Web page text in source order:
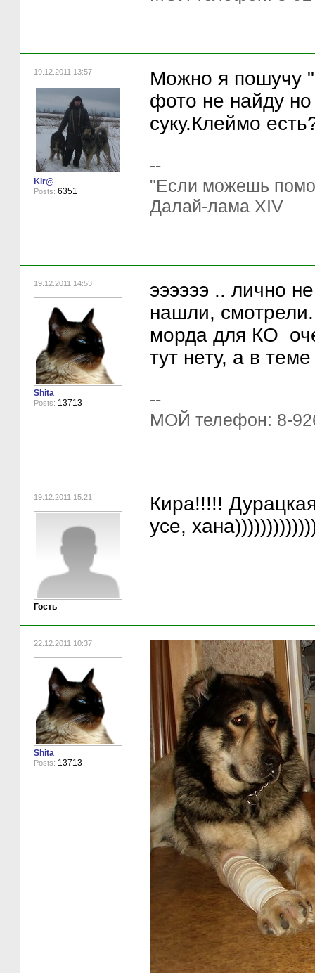
19.12.2011 13:57
Kir@
Posts: 6351
Можно я пошучу
фото не найду
суку.Клеймо
--
"Если можешь
Далай-лама XIV
19.12.2011 14:53
Shita
Posts: 13713
ээээээ .. лично
нашли, смотрели.
морда для КО
тут нету, а в
--
МОЙ телефон: 8-
19.12.2011 15:21
Гость
Кира!!!!!
усе,
22.12.2011 10:37
Shita
Posts: 13713